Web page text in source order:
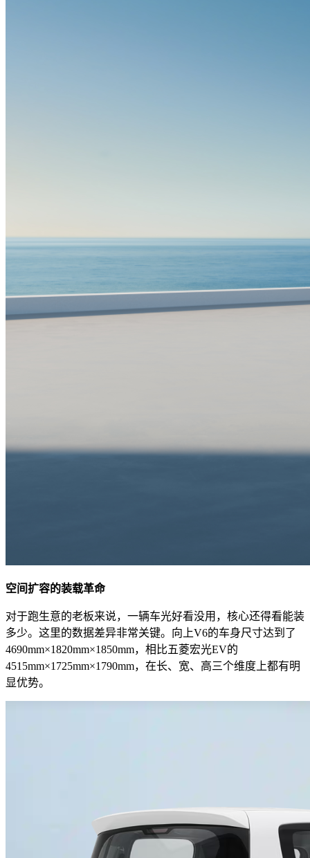
空间扩容的装载革命
对于跑生意的老板来说，一辆车光好看没用，核心还得看能装
多少。这里的数据差异非常关键。向上V6的车身尺寸达到了
4690mm×1820mm×1850mm，相比五菱宏光EV的
4515mm×1725mm×1790mm，在长、宽、高三个维度上都有明
显优势。